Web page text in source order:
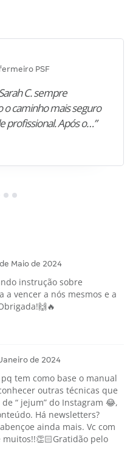
PSF
C. sempre
caminho mais seguro
profissional. Após o…”
Maio de 2024
instrução sobre
vencer a nós mesmos e a
de 2024
tem como base o manual
outras técnicas que
“ jejum” do Instagram 😂,
Há newsletters?
ainda mais. Vc com
pelo